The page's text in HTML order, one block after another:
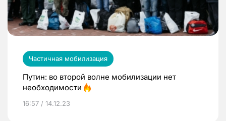
Частичная мобилизация
Путин: во второй волне мобилизации нет
необходимости
16:57 / 14.12.23